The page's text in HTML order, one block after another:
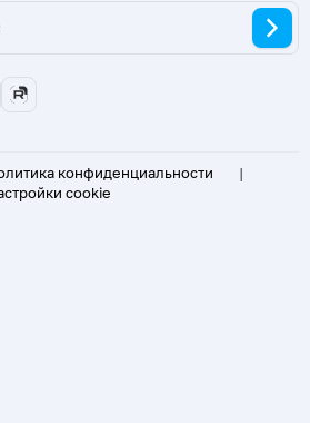
конфиденциальности
|
cookie